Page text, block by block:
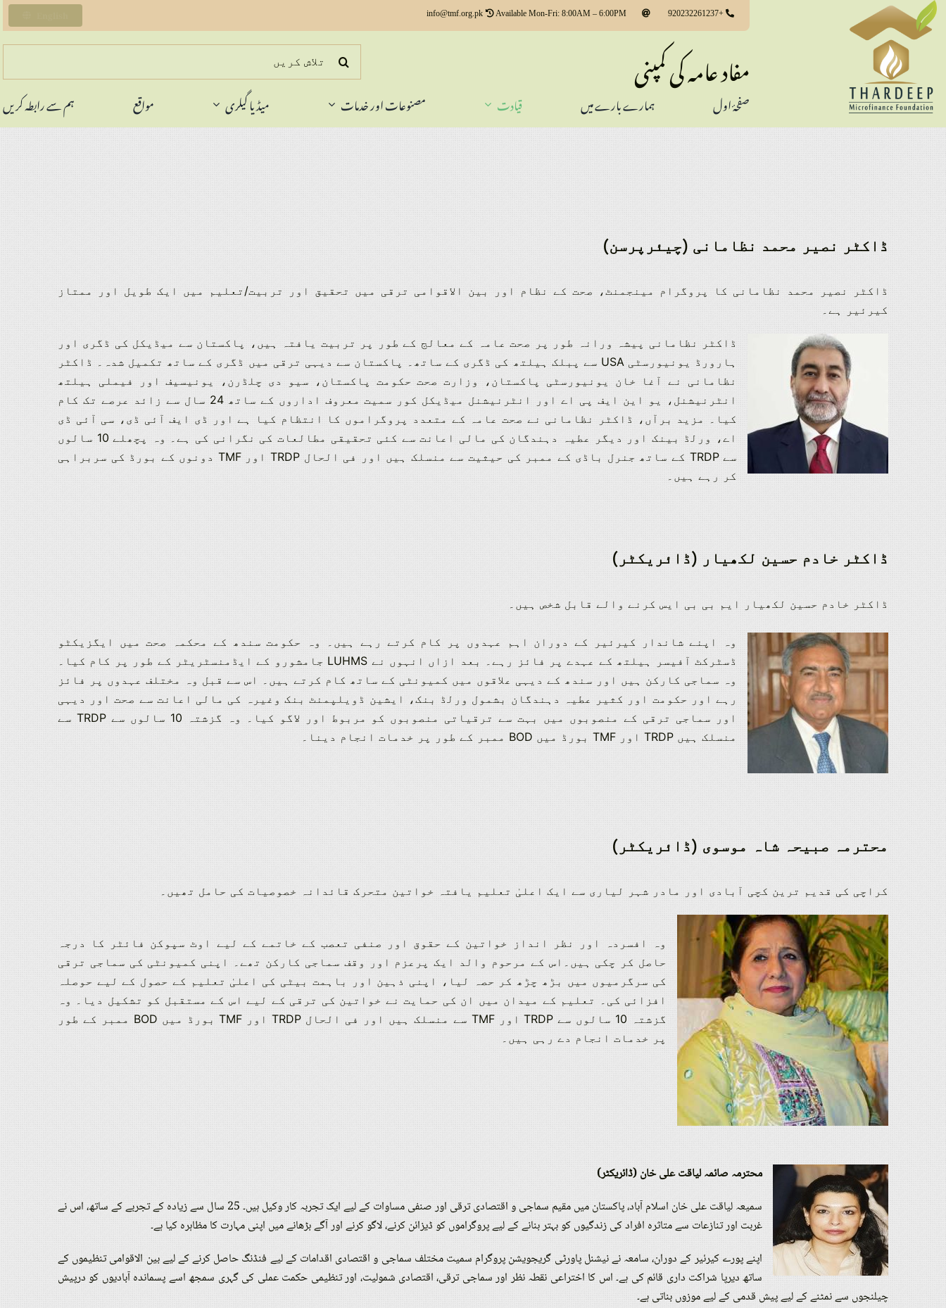
Skip
+920232261237
info@tmf.org.pk Available Mon-Fri: 8:00AM – 6:00PM
مفاد عامہ کی کمپنی
صفحۂ اول ہمارے بارے میں قیادت مصنوعات اور خدمات میڈیا گیلری مواقع ہم سے رابطہ کریں
ڈاکٹر نصیر محمد نظامانی (چیئرپرسن)
ڈاکٹر نصیر محمد نظامانی کا پروگرام مینجمنٹ، صحت کے نظام اور بین الاقوامی ترقی میں تحقیق اور تربیت/تعلیم میں ایک طویل اور ممتاز
کیرئیر ہے۔
ڈاکٹر نظامانی پیشہ ورانہ طور پر صحت عامہ کے معالج کے طور پر تربیت یافتہ ہیں، پاکستان سے میڈیکل کی ڈگری اور
ہارورڈ یونیورسٹی USA سے پبلک ہیلتھ کی ڈگری کے ساتھ۔ پاکستان سے دیہی ترقی میں ڈگری کے ساتھ تکمیل شدہ۔ ڈاکٹر
نظامانی نے آغا خان یونیورسٹی پاکستان، وزارت صحت حکومت پاکستان، سیو دی چلڈرن، یونیسیف اور فیملی ہیلتھ
انٹرنیشنل، یو این ایف پی اے اور انٹرنیشنل میڈیکل کور سمیت معروف اداروں کے ساتھ 24 سال سے زائد عرصے تک کام
کیا۔ مزید برآں، ڈاکٹر نظامانی نے صحت عامہ کے متعدد پروگراموں کا انتظام کیا ہے اور ڈی ایف آئی ڈی، سی آئی ڈی
اے، ورلڈ بینک اور دیگر عطیہ دہندگان کی مالی اعانت سے کئی تحقیقی مطالعات کی نگرانی کی ہے۔ وہ پچھلے 10 سالوں
سے TRDP کے ساتھ جنرل باڈی کے ممبر کی حیثیت سے منسلک ہیں اور فی الحال TRDP اور TMF دونوں کے بورڈ کی سربراہی
کر رہے ہیں۔
ڈاکٹر خادم حسین لکھیار (ڈائریکٹر)
ڈاکٹر خادم حسین لکھیار ایم بی بی ایس کرنے والے قابل شخص ہیں۔
وہ اپنے شاندار کیرئیر کے دوران اہم عہدوں پر کام کرتے رہے ہیں۔
وہ حکومت سندھ کے محکمہ صحت میں ایگزیکٹو
ڈسٹرکٹ آفیسر ہیلتھ کے عہدے پر فائز رہے۔
بعد ازاں انہوں نے LUHMS جامشورو کے ایڈمنسٹریٹر کے طور پر کام کیا۔
وہ سماجی کارکن ہیں اور سندھ کے دیہی علاقوں میں کمیونٹی کے ساتھ کام کرتے ہیں۔
اس سے قبل وہ مختلف عہدوں پر فائز
رہے اور حکومت اور کثیر عطیہ دہندگان بشمول ورلڈ بنک، ایشین ڈویلپمنٹ بنک وغیرہ کی مالی اعانت سے صحت اور دیہی
اور سماجی ترقی کے منصوبوں میں بہت سے ترقیاتی منصوبوں کو مربوط اور لاگو کیا۔ وہ گزشتہ 10 سالوں سے TRDP سے
منسلک ہیں TRDP اور TMF بورڈ میں BOD ممبر کے طور پر خدمات انجام دینا۔
محترمہ صبیحہ شاہ موسوی (ڈائریکٹر)
کراچی کی قدیم ترین کچی آبادی اور مادر شہر لیاری سے ایک اعلیٰ تعلیم یافتہ خواتین متحرک قائدانہ خصوصیات کی حامل تھیں۔
وہ افسردہ اور نظر انداز خواتین کے حقوق اور صنفی تعصب کے خاتمے کے لیے اوٹ سپوکن فائٹر کا درجہ
حاصل کر چکی ہیں۔ اس کے مرحوم والد ایک پرعزم اور وقف سماجی کارکن تھے۔
اپنی کمیونٹی کی سماجی ترقی
کی سرگرمیوں میں بڑھ چڑھ کر حصہ لیا، اپنی ذہین اور باہمت بیٹی کی اعلیٰ تعلیم کے حصول کے لیے حوصلہ
افزائی کی۔ تعلیم کے میدان میں ان کی حمایت نے خواتین کی ترقی کے لیے اس کے مستقبل کو تشکیل دیا۔ وہ
گزشتہ 10 سالوں سے TRDP اور TMF سے منسلک ہیں اور فی الحال TRDP اور TMF بورڈ میں BOD ممبر کے طور
پر خدمات انجام دے رہی ہیں۔
محترمہ صائمہ لیاقت علی خان (ڈائریکٹر)
سمیعہ لیاقت علی خان اسلام آباد، پاکستان میں مقیم سماجی و اقتصادی ترقی اور صنفی مساوات کے لیے ایک تجربہ کار وکیل ہیں۔ 25 سال سے زیادہ کے تجربے کے ساتھ، اس نے
غربت اور تنازعات سے متاثرہ افراد کی زندگیوں کو بہتر بنانے کے لیے پروگراموں کو ڈیزائن کرنے، لاگو کرنے اور آگے بڑھانے میں اپنی مہارت کا مظاہرہ کیا ہے۔
اپنے پورے کیرئیر کے دوران، سامعہ نے نیشنل پاورٹی گریجویشن پروگرام سمیت مختلف سماجی و اقتصادی اقدامات کے لیے فنڈنگ ​​حاصل کرنے کے لیے بین الاقوامی تنظیموں کے
ساتھ دیرپا شراکت داری قائم کی ہے۔ اس کا اختراعی نقطہ نظر اور سماجی ترقی، اقتصادی شمولیت، اور تنظیمی حکمت عملی کی گہری سمجھ اسے پسماندہ آبادیوں کو درپیش
چیلنجوں سے نمٹنے کے لیے پیش قدمی کے لیے موزوں بناتی ہے۔